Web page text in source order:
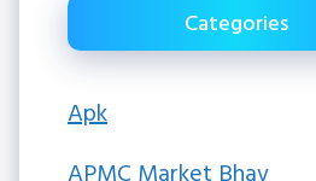
Categories
Apk
APMC Market Bhav